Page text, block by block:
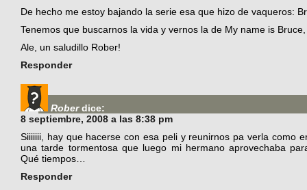
De hecho me estoy bajando la serie esa que hizo de vaqueros:
Tenemos que buscarnos la vida y vernos la de My name is
Ale, un saludillo Rober!
Responder
Rober dice:
8 septiembre, 2008 a las 8:38 pm
Siiiiiii, hay que hacerse con esa peli y reunirnos pa verla como
una tarde tormentosa que luego mi hermano aprovechaba
Qué tiempos…
Responder